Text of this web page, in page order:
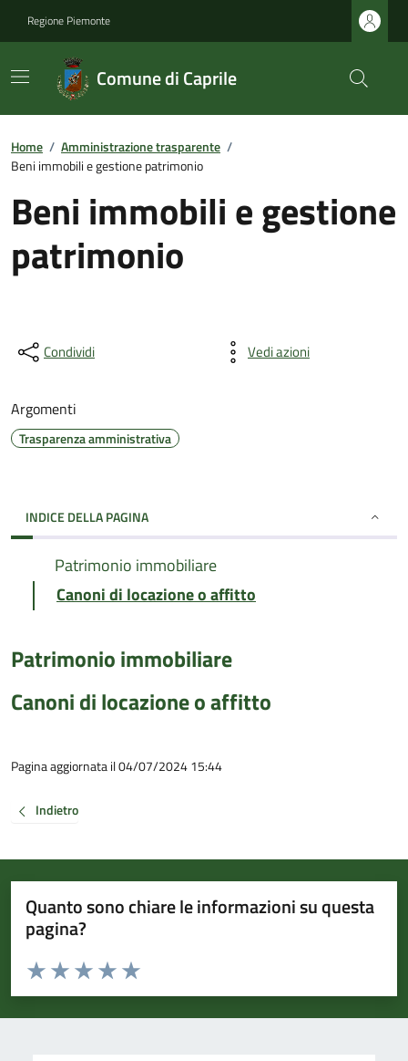
Regione Piemonte
Comune di Caprile
Home / Amministrazione trasparente /
Beni immobili e gestione patrimonio
Beni immobili e gestione
patrimonio
Condividi Vedi azioni
Argomenti
Trasparenza amministrativa
INDICE DELLA PAGINA
Patrimonio immobiliare
Canoni di locazione o affitto
Patrimonio immobiliare
Canoni di locazione o affitto
Pagina aggiornata il 04/07/2024 15:44
Indietro
Quanto sono chiare le informazioni su questa
pagina?
Valuta da 1 a 5 stelle la pagina
Valuta 5 stelle su 5
Valuta 4 stelle su 5
Valuta 3 stelle su 5
Valuta 2 stelle su 5
Valuta 1 stelle su 5